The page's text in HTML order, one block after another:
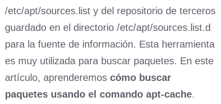
/etc/apt/sources.list y del repositorio de terceros
guardado en el directorio /etc/apt/sources.list.d
para la fuente de información. Esta herramienta
es muy utilizada para buscar paquetes. En este
artículo, aprenderemos cómo buscar
paquetes usando el comando apt-cache.